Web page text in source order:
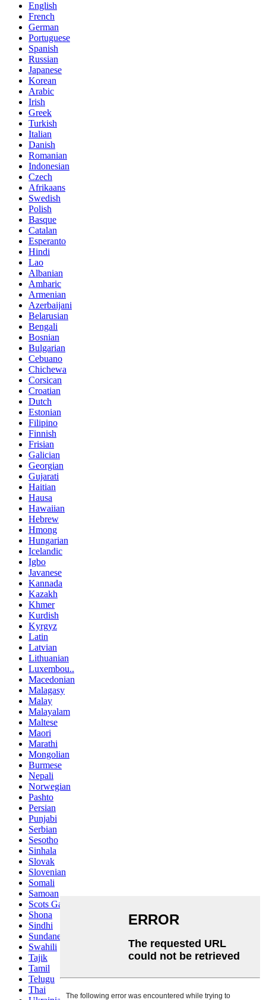
English
French
German
Portuguese
Spanish
Russian
Japanese
Korean
Arabic
Irish
Greek
Turkish
Italian
Danish
Romanian
Indonesian
Czech
Afrikaans
Swedish
Polish
Basque
Catalan
Esperanto
Hindi
Lao
Albanian
Amharic
Armenian
Azerbaijani
Belarusian
Bengali
Bosnian
Bulgarian
Cebuano
Chichewa
Corsican
Croatian
Dutch
Estonian
Filipino
Finnish
Frisian
Galician
Georgian
Gujarati
Haitian
Hausa
Hawaiian
Hebrew
Hmong
Hungarian
Icelandic
Igbo
Javanese
Kannada
Kazakh
Khmer
Kurdish
Kyrgyz
Latin
Latvian
Lithuanian
Luxembou..
Macedonian
Malagasy
Malay
Malayalam
Maltese
Maori
Marathi
Mongolian
Burmese
Nepali
Norwegian
Pashto
Persian
Punjabi
Serbian
Sesotho
Sinhala
Slovak
Slovenian
Somali
Samoan
Scots Gaelic
Shona
Sindhi
Sundanese
Swahili
Tajik
Tamil
Telugu
Thai